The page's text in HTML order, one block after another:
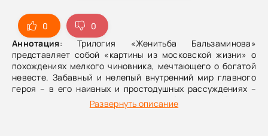
0
0
Аннотация: Трилогия «Женитьба Бальзаминова»
представляет собой «картины из московской жизни» о
похождениях мелкого чиновника, мечтающего о богатой
невесте. Забавный и нелепый внутренний мир главного
героя – в его наивных и простодушных рассуждениях –
целая жизненная философия «обиженных богом»,
обделенных талантами «маленьких» людей. Он почти
Развернуть описание